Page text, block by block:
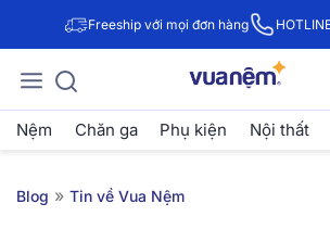
Freeship với mọi đơn hàng
Nệm Chăn ga Phụ kiện Nội thất
Blog » Tin về Vua Nệm